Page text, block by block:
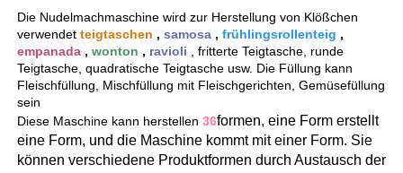
Die Nudelmachmaschine wird zur Herstellung von Klößchen
verwendet teigtaschen , samosa , frühlingsrollenteig
empanada , wonton , ravioli
, fritterte Teigtasche, runde
Teigtasche, quadratische Teigtasche usw. Die Füllung kann
Fleischfüllung, Mischfüllung mit Fleischgerichten, Gemüsefüllung
sein
Diese Maschine kann herstellen 36formen, eine Form erstellt
eine Form, und die Maschine kommt mit einer Form. Sie
können verschiedene Produktformen durch Austausch der